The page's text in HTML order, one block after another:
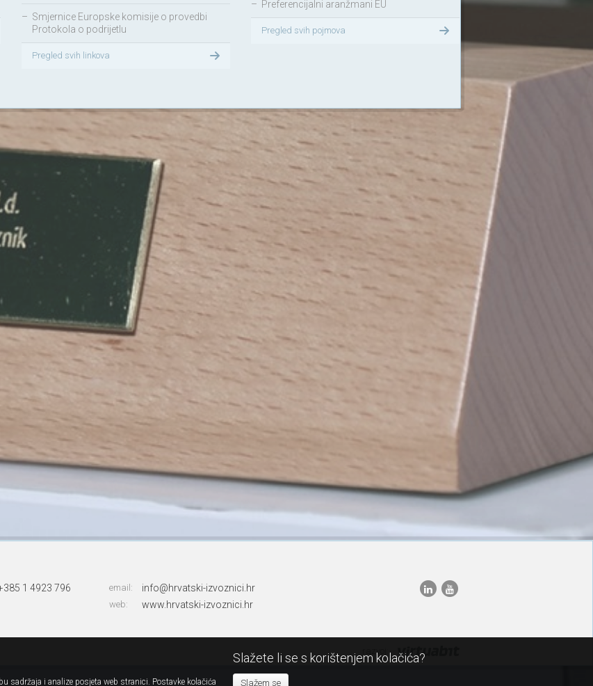
– Smjernice Europske komisije o provedbi
Protokola o podrijetlu
Pregled svih linkova
– Preferencijalni aranžmani EU
Pregled svih pojmova
1 4923 796 email: info@hrvatski-izvoznici.hr
web: www.hrvatski-izvoznici.hr
razvoj:
sadržaja i analize posjeta web stranici. Postavke kolačića
Slažete li se s korištenjem kolačića?
Slažem se